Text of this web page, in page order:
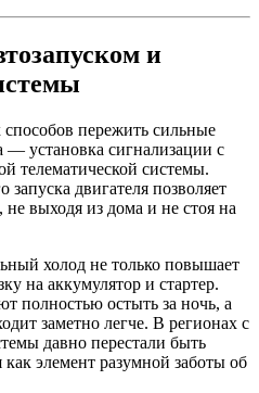
и
пережить сильные
— установка сигнализации с
телематической системы.
двигателя позволяет
не выходя из дома и не стоя на
холод не только повышает
на аккумулятор и стартер.
полностью остыть за ночь, а
заметно легче. В регионах с
давно перестали быть
элемент разумной заботы об